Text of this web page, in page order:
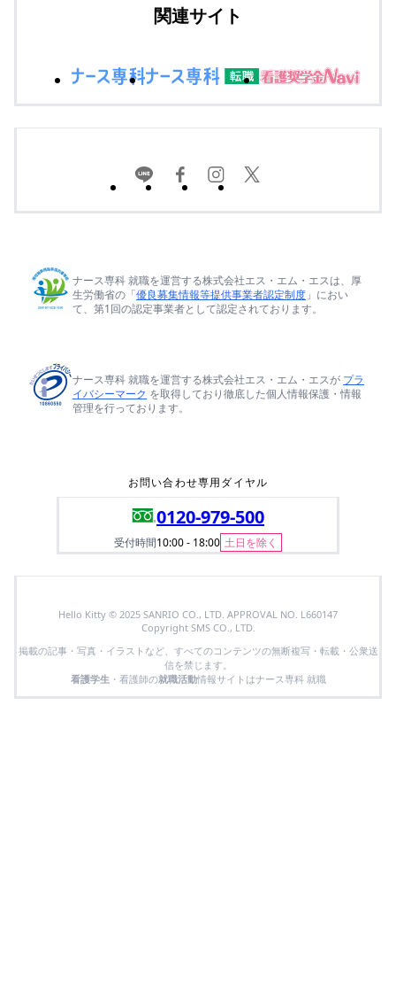
関連サイト
ナース専科 就職を運営する株式会社エス・エム・エスは、厚
生労働省の「優良募集情報等提供事業者認定制度 」におい
て、第1回の認定事業者として認定されております。
ナース専科 就職を運営する株式会社エス・エム・エスが プラ
イバシーマーク を取得しており徹底した個人情報保護・情報
管理を行っております。
お問い合わせ専用ダイヤル
0120-979-500
受付時間10:00 - 18:00 土日を除く
Hello Kitty © 2025 SANRIO CO., LTD. APPROVAL NO. L660147
Copyright SMS CO., LTD.
掲載の記事・写真・イラストなど、すべてのコンテンツの無断複写・転載・公衆送
信を禁じます。
看護学生・看護師の就職活動情報サイトはナース専科 就職